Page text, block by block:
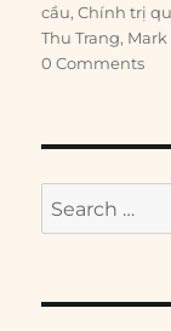
on
cầu,Chính trị
Thu Trang,
0 Comments
Search
for: